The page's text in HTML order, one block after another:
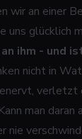
wir an einer
uns glücklich
ihm - und
nicht in
man
nie